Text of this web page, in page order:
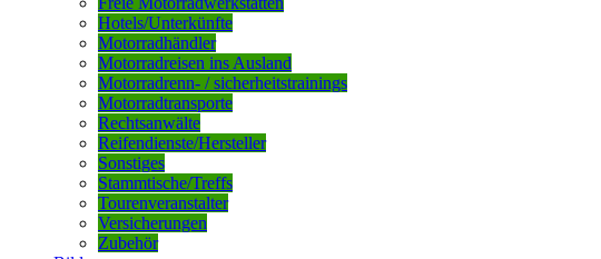
Hotels/Unterkünfte
Motorradhändler
Motorradreisen ins Ausland
Motorradrenn- / sicherheitstrainings
Motorradtransporte
Rechtsanwälte
Reifendienste/Hersteller
Sonstiges
Stammtische/Treffs
Tourenveranstalter
Versicherungen
Zubehör